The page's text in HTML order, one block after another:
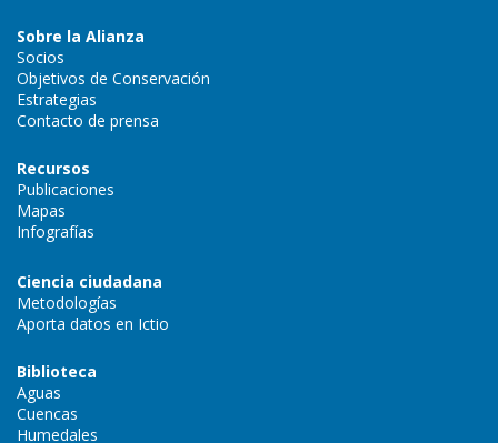
Sobre la Alianza
Socios
Objetivos de Conservación
Estrategias
Contacto de prensa
Recursos
Publicaciones
Mapas
Infografías
Ciencia ciudadana
Metodologías
Aporta datos en Ictio
Biblioteca
Aguas
Cuencas
Humedales